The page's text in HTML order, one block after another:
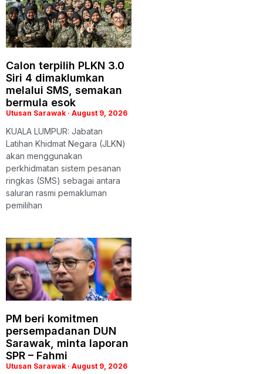
Calon terpilih PLKN 3.0
Siri 4 dimaklumkan
melalui SMS, semakan
bermula esok
Utusan Sarawak August 9, 2026
KUALA LUMPUR: Jabatan
Latihan Khidmat Negara (JLKN)
akan menggunakan
perkhidmatan sistem pesanan
ringkas (SMS) sebagai antara
saluran rasmi pemakluman
pemilihan
PM beri komitmen
persempadanan DUN
Sarawak, minta laporan
SPR – Fahmi
Utusan Sarawak August 9, 2026